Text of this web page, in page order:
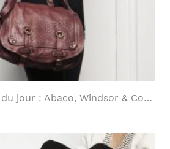
jour : Abaco, Windsor & Co…